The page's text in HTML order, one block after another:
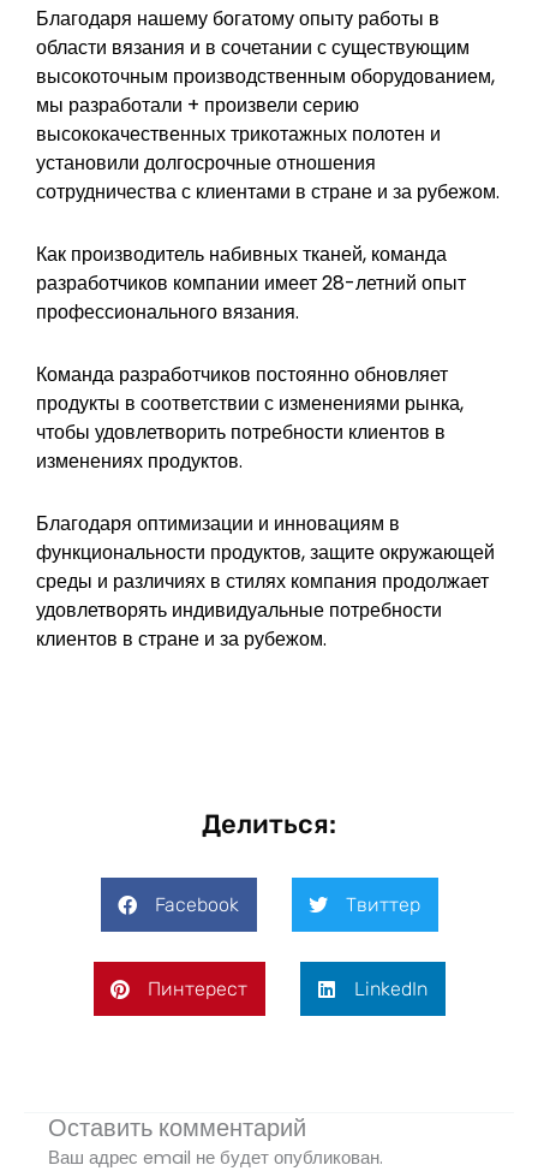
Благодаря нашему богатому опыту работы в
области вязания и в сочетании с существующим
высокоточным производственным оборудованием,
мы разработали + произвели серию
высококачественных трикотажных полотен и
установили долгосрочные отношения
сотрудничества с клиентами в стране и за рубежом.
Как производитель набивных тканей, команда
разработчиков компании имеет 28-летний опыт
профессионального вязания.
Команда разработчиков постоянно обновляет
продукты в соответствии с изменениями рынка,
чтобы удовлетворить потребности клиентов в
изменениях продуктов.
Благодаря оптимизации и инновациям в
функциональности продуктов, защите окружающей
среды и различиях в стилях компания продолжает
удовлетворять индивидуальные потребности
клиентов в стране и за рубежом.
Делиться:
Facebook Твиттер
Пинтерест LinkedIn
Оставить комментарий
Ваш адрес email не будет опубликован.